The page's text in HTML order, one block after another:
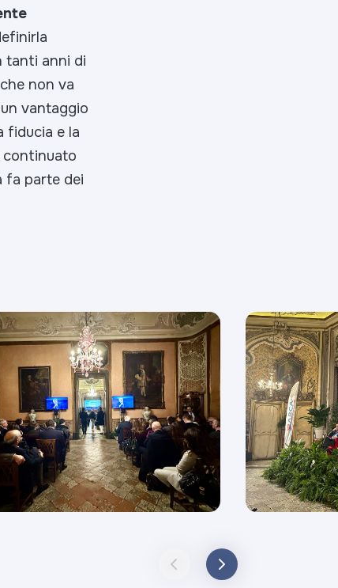
tanti anni di
non va
vantaggio
fiducia e la
continuato
fa parte dei